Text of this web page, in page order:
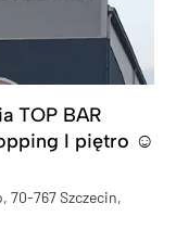
TOP BAR
I piętro ☺️
70-767 Szczecin,